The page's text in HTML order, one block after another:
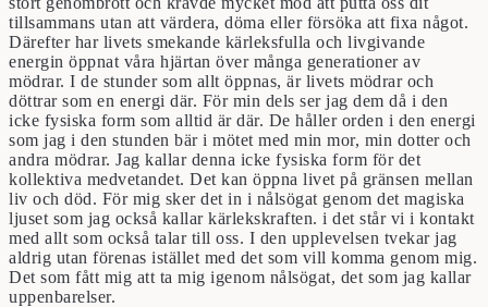
tillsammans utan att värdera, döma eller försöka att fixa något.
Därefter har livets smekande kärleksfulla och livgivande
energin öppnat våra hjärtan över många generationer av
mödrar. I de stunder som allt öppnas, är livets mödrar och
döttrar som en energi där. För min dels ser jag dem då i den
icke fysiska form som alltid är där. De håller orden i den energi
som jag i den stunden bär i mötet med min mor, min dotter och
andra mödrar. Jag kallar denna icke fysiska form för det
kollektiva medvetandet. Det kan öppna livet på gränsen mellan
liv och död. För mig sker det in i nålsögat genom det magiska
ljuset som jag också kallar kärlekskraften. i det står vi i kontakt
med allt som också talar till oss. I den upplevelsen tvekar jag
aldrig utan förenas istället med det som vill komma genom mig.
Det som fått mig att ta mig igenom nålsögat, det som jag kallar
uppenbarelser.